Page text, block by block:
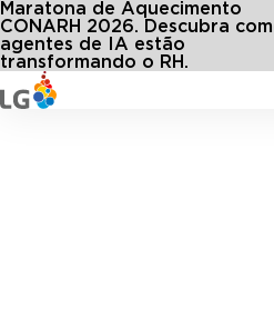
Maratona de Aquecimento
CONARH 2026. Descubra
agentes de IA estão
transformando o RH.